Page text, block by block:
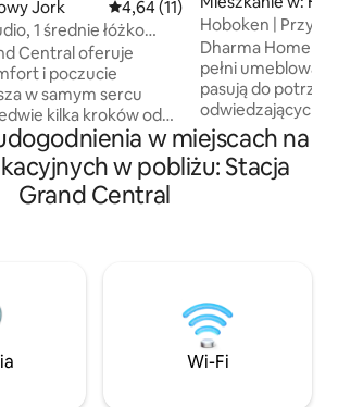
Jork Średnia ocena: 4,64 na 5,
4,64 (11)
1 średnie łóżko
Grand Central
Central oferuje
i poczucie
w samym sercu
kilka kroków od
Terminal
komunikacyjnych
się z odnowionych
kawalerek po
i streamingiem
apartamenty
jako apartamenty
więcej
Hoboken |
taras od Dharmy
Dharma Home
pełni
pasują do
odwiedzających
jest dogodnie
życiem społeczności
alternatywą dla
na zachód
okna sięgające
w miejscach na
w pobliżu: Stacja
Grand Central
Wi-Fi